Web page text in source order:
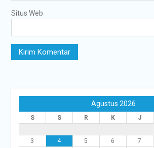
Situs Web
Agustus 2026
S S R K J
3
4 5 6 7